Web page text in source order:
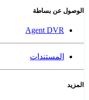
الوصول عن بساطة
Agent DVR
المستندات
المزيد